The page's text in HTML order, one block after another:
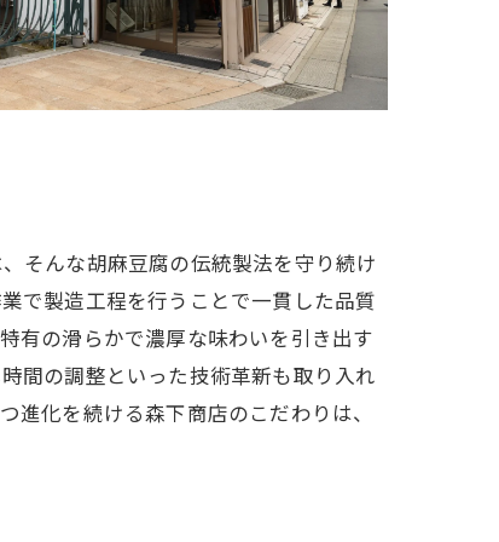
そんな胡麻豆腐の伝統製法を守り続け
で製造工程を行うことで一貫した品質
有の滑らかで濃厚な味わいを引き出す
間の調整といった技術革新も取り入れ
化を続ける森下商店のこだわりは、